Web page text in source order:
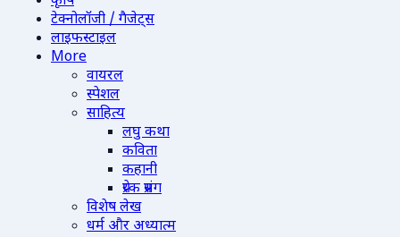
टेक्नोलॉजी / गैजेट्स
लाइफस्टाइल
More
वायरल
स्पेशल
साहित्य
लघु कथा
कविता
कहानी
प्रेरक प्रसंग
विशेष लेख
धर्म और अध्यात्म